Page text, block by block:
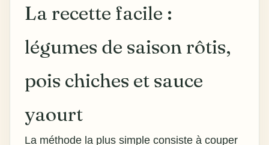
La recette facile :
légumes de saison rôtis,
pois chiches et sauce
yaourt
La méthode la plus simple consiste à couper